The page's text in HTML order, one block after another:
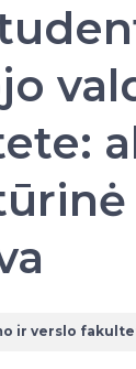
ir verslo